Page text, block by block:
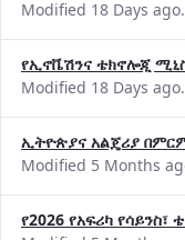
የኢኖቬሽንና ቴክኖሎጂ
Modified 18 Days ago.
ኢትዮጵያና አልጄሪያ
Modified 5 Months
የ2026 የአፍሪካ
Modified 5 Months